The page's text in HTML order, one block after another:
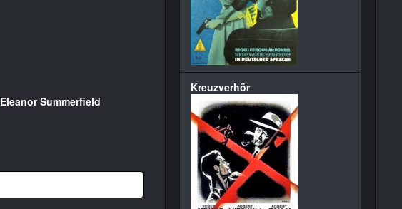
Eleanor Summerfield
Kreuzverhör